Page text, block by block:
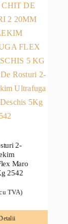
2-
Maro
2542
TVA)